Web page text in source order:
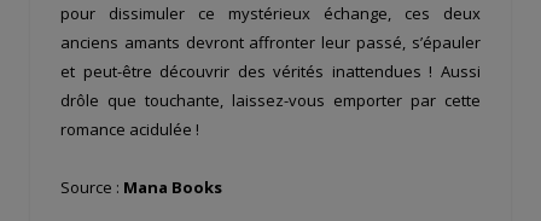
pour dissimuler ce mystérieux échange, ces deux
anciens amants devront affronter leur passé, s’épauler
et peut-être découvrir des vérités inattendues ! Aussi
drôle que touchante, laissez-vous emporter par cette
romance acidulée !
Source : Mana Books